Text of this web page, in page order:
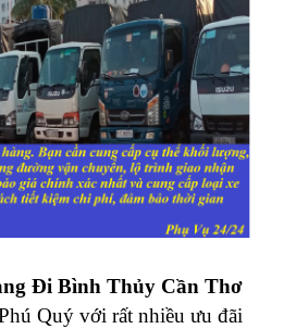
Đi Bình Thủy Cần Thơ
Quý với rất nhiều ưu đãi